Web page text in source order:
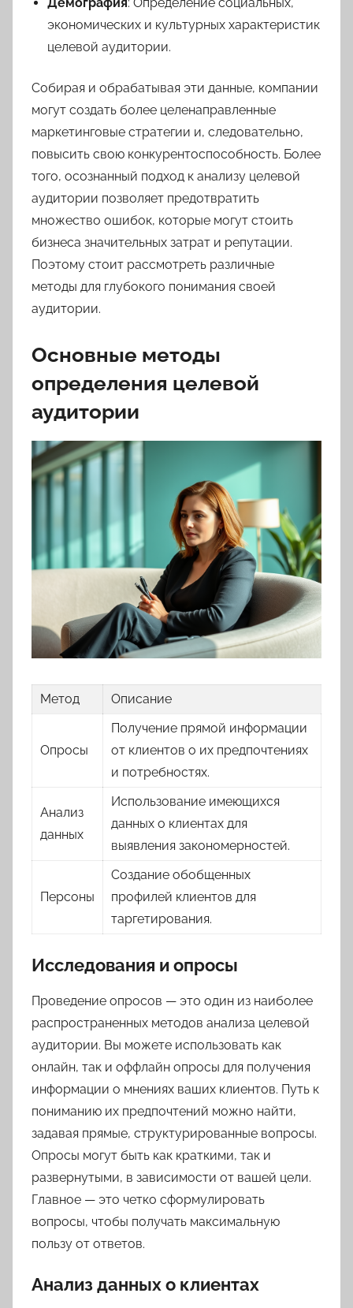
экономических и культурных характеристик
целевой аудитории.
Собирая и обрабатывая эти данные, компании
могут создать более целенаправленные
маркетинговые стратегии и, следовательно,
повысить свою конкурентоспособность. Более
того, осознанный подход к анализу целевой
аудитории позволяет предотвратить
множество ошибок, которые могут стоить
бизнеса значительных затрат и репутации.
Поэтому стоит рассмотреть различные
методы для глубокого понимания своей
аудитории.
Основные методы
определения целевой
аудитории
Метод Описание
Опросы
Получение прямой информации
от клиентов о их предпочтениях
и потребностях.
Анализ
данных
Использование имеющихся
данных о клиентах для
выявления закономерностей.
Персоны
Создание обобщенных
профилей клиентов для
таргетирования.
Исследования и опросы
Проведение опросов — это один из наиболее
распространенных методов анализа целевой
аудитории. Вы можете использовать как
онлайн, так и оффлайн опросы для получения
информации о мнениях ваших клиентов. Путь к
пониманию их предпочтений можно найти,
задавая прямые, структурированные вопросы.
Опросы могут быть как краткими, так и
развернутыми, в зависимости от вашей цели.
Главное — это четко сформулировать
вопросы, чтобы получать максимальную
пользу от ответов.
Анализ данных о клиентах